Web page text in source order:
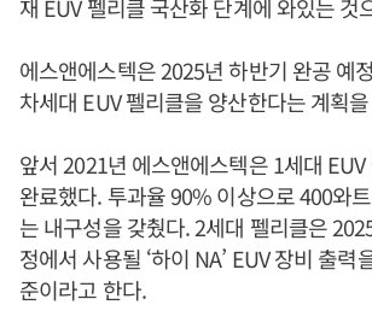
재 EUV 펠리클 국산화 단계에 와있는 것
에스앤에스텍은 2025년 하반기 완공 예
차세대 EUV 펠리클을 양산한다는 계획
앞서 2021년 에스앤에스텍은 1세대
완료했다. 투과율 90% 이상으로 400와
는 내구성을 갖췄다. 2세대 펠리클은
정에서 사용될 ‘하이 NA’ EUV 장비 출력
준이라고 한다.